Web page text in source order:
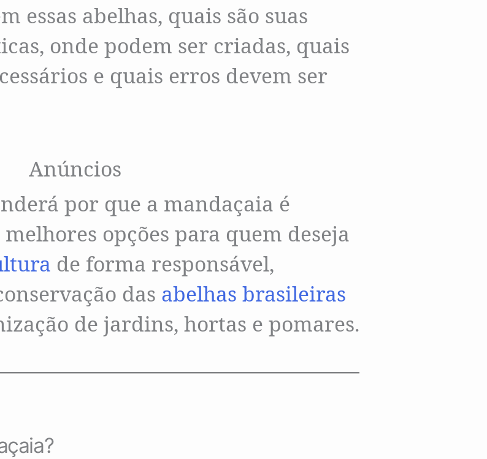
essas abelhas, quais são suas
onde podem ser criadas, quais
e quais erros devem ser
Anúncios
por que a mandaçaia é
opções para quem deseja
de forma responsável,
das abelhas brasileiras
de jardins, hortas e pomares.